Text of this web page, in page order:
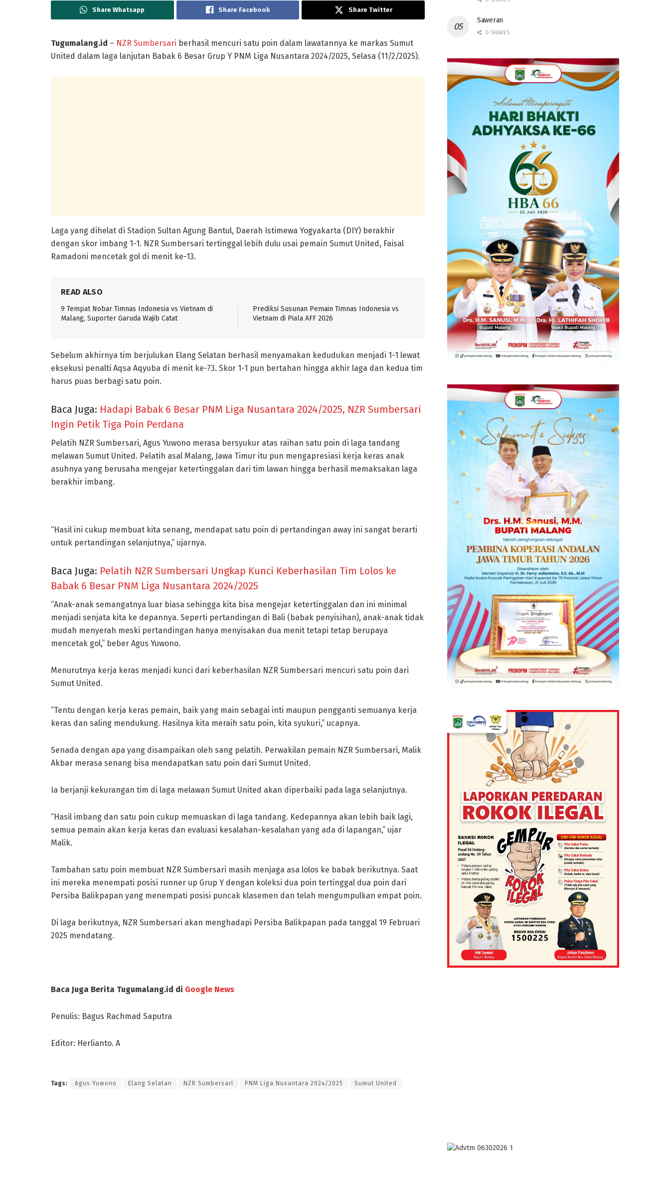
Share Whatsapp Share Facebook Share Twitter
Tugumalang.id – NZR Sumbersari berhasil mencuri satu poin dalam lawatannya ke markas Sumut
United dalam laga lanjutan Babak 6 Besar Grup Y PNM Liga Nusantara 2024/2025, Selasa (11/2/2025).
Laga yang dihelat di Stadion Sultan Agung Bantul, Daerah Istimewa Yogyakarta (DIY) berakhir
dengan skor imbang 1-1. NZR Sumbersari tertinggal lebih dulu usai pemain Sumut United, Faisal
Ramadoni mencetak gol di menit ke-13.
READ ALSO
9 Tempat Nobar Timnas Indonesia vs Vietnam di
Malang, Suporter Garuda Wajib Catat
Prediksi Susunan Pemain Timnas Indonesia vs
Vietnam di Piala AFF 2026
Sebelum akhirnya tim berjulukan Elang Selatan berhasil menyamakan kedudukan menjadi 1-1 lewat
eksekusi penalti Aqsa Aqyuba di menit ke-73. Skor 1-1 pun bertahan hingga akhir laga dan kedua tim
harus puas berbagi satu poin.
Baca Juga: Hadapi Babak 6 Besar PNM Liga Nusantara 2024/2025, NZR Sumbersari
Ingin Petik Tiga Poin Perdana
Pelatih NZR Sumbersari, Agus Yuwono merasa bersyukur atas raihan satu poin di laga tandang
melawan Sumut United. Pelatih asal Malang, Jawa Timur itu pun mengapresiasi kerja keras anak
asuhnya yang berusaha mengejar ketertinggalan dari tim lawan hingga berhasil memaksakan laga
berakhir imbang.
“Hasil ini cukup membuat kita senang, mendapat satu poin di pertandingan away ini sangat berarti
untuk pertandingan selanjutnya,” ujarnya.
Baca Juga: Pelatih NZR Sumbersari Ungkap Kunci Keberhasilan Tim Lolos ke
Babak 6 Besar PNM Liga Nusantara 2024/2025
“Anak-anak semangatnya luar biasa sehingga kita bisa mengejar ketertinggalan dan ini minimal
menjadi senjata kita ke depannya. Seperti pertandingan di Bali (babak penyisihan), anak-anak tidak
mudah menyerah meski pertandingan hanya menyisakan dua menit tetapi tetap berupaya
mencetak gol,” beber Agus Yuwono.
Menurutnya kerja keras menjadi kunci dari keberhasilan NZR Sumbersari mencuri satu poin dari
Sumut United.
“Tentu dengan kerja keras pemain, baik yang main sebagai inti maupun pengganti semuanya kerja
keras dan saling mendukung. Hasilnya kita meraih satu poin, kita syukuri,” ucapnya.
Senada dengan apa yang disampaikan oleh sang pelatih. Perwakilan pemain NZR Sumbersari, Malik
Akbar merasa senang bisa mendapatkan satu poin dari Sumut United.
Ia berjanji kekurangan tim di laga melawan Sumut United akan diperbaiki pada laga selanjutnya.
“Hasil imbang dan satu poin cukup memuaskan di laga tandang. Kedepannya akan lebih baik lagi,
semua pemain akan kerja keras dan evaluasi kesalahan-kesalahan yang ada di lapangan,” ujar
Malik.
Tambahan satu poin membuat NZR Sumbersari masih menjaga asa lolos ke babak berikutnya. Saat
ini mereka menempati posisi runner up Grup Y dengan koleksi dua poin tertinggal dua poin dari
Persiba Balikpapan yang menempati posisi puncak klasemen dan telah mengumpulkan empat poin.
Di laga berikutnya, NZR Sumbersari akan menghadapi Persiba Balikpapan pada tanggal 19 Februari
2025 mendatang.
Baca Juga Berita Tugumalang.id di Google News
Penulis: Bagus Rachmad Saputra
Editor: Herlianto. A
Tags: Agus Yuwono Elang Selatan NZR Sumbersari PNM Liga Nusantara 2024/2025 Sumut United
Saweran
0 SHARES